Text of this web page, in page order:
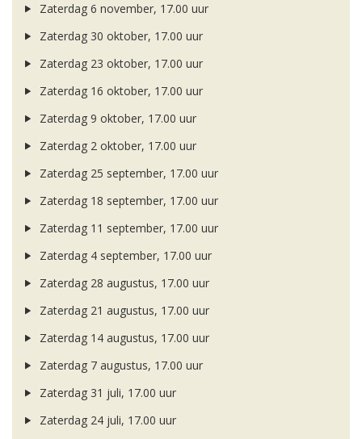
Zaterdag 6 november, 17.00 uur
Zaterdag 30 oktober, 17.00 uur
Zaterdag 23 oktober, 17.00 uur
Zaterdag 16 oktober, 17.00 uur
Zaterdag 9 oktober, 17.00 uur
Zaterdag 2 oktober, 17.00 uur
Zaterdag 25 september, 17.00 uur
Zaterdag 18 september, 17.00 uur
Zaterdag 11 september, 17.00 uur
Zaterdag 4 september, 17.00 uur
Zaterdag 28 augustus, 17.00 uur
Zaterdag 21 augustus, 17.00 uur
Zaterdag 14 augustus, 17.00 uur
Zaterdag 7 augustus, 17.00 uur
Zaterdag 31 juli, 17.00 uur
Zaterdag 24 juli, 17.00 uur